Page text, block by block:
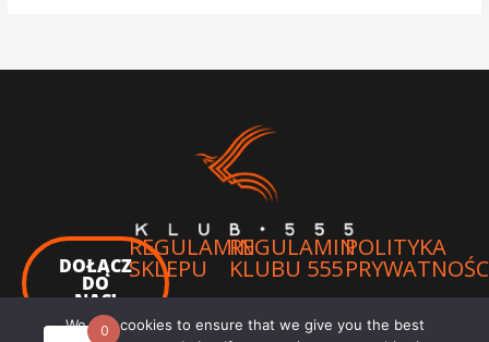
POLITYKA
REGULAMIN
KLUBU 555
REGULAMIN
SKLEPU
DOŁĄCZ
DO
NAS!
0
We use cookies to ensure that we give you the best